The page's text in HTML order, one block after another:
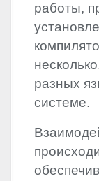
работы,
разных
системе.